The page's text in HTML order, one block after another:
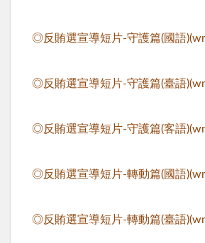
◎反賄選宣導短片-守護篇(國語
◎反賄選宣導短片-守護篇(臺語
◎反賄選宣導短片-守護篇(客語
◎反賄選宣導短片-轉動篇(國語
◎反賄選宣導短片-轉動篇(臺語